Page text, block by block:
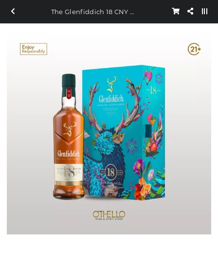
The Glenfiddich 18 CNY Giftpack 700ml